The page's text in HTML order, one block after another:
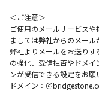
＜ご注意＞
ご使用のメールサービス
ましては弊社からのメール
弊社よりメールをお送りす
の強化、受信拒否やドメ
ンが受信できる設定をお願
ドメイン：＠